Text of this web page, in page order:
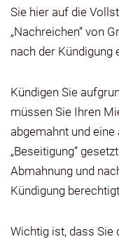
Sie hier auf die
„Nachreichen“ von
nach der Kündigung
Kündigen Sie
müssen Sie Ihren
abgemahnt und
„Beseitigung“
Abmahnung und
Kündigung
Wichtig ist, dass Sie